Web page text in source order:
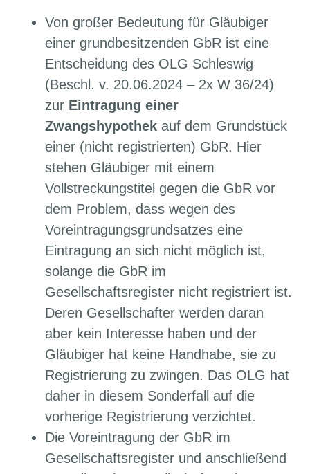
Von großer Bedeutung für Gläubiger
einer grundbesitzenden GbR ist eine
Entscheidung des OLG Schleswig
(Beschl. v. 20.06.2024 – 2x W 36/24)
zur Eintragung einer
Zwangshypothek auf dem Grundstück
einer (nicht registrierten) GbR. Hier
stehen Gläubiger mit einem
Vollstreckungstitel gegen die GbR vor
dem Problem, dass wegen des
Voreintragungsgrundsatzes eine
Eintragung an sich nicht möglich ist,
solange die GbR im
Gesellschaftsregister nicht registriert ist.
Deren Gesellschafter werden daran
aber kein Interesse haben und der
Gläubiger hat keine Handhabe, sie zu
Registrierung zu zwingen. Das OLG hat
daher in diesem Sonderfall auf die
vorherige Registrierung verzichtet.
Die Voreintragung der GbR im
Gesellschaftsregister und anschließend